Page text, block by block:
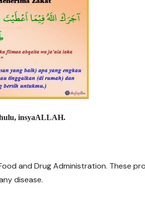
insyaALLAH.
and Drug Administration. These
disease.